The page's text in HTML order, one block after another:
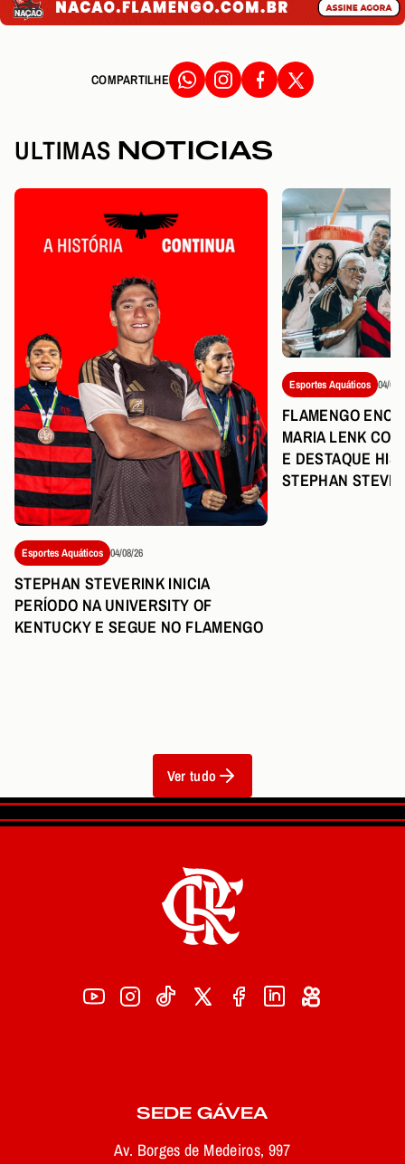
COMPARTILHE
ULTIMAS NOTICIAS
Esportes Aquáticos 04/08/26
STEPHAN STEVERINK INICIA
PERÍODO NA UNIVERSITY OF
KENTUCKY E SEGUE NO FLAMENGO
Esportes Aquáticos 04/08/
FLAMENGO
MARIA LENK
E DESTAQUE
STEPHAN
Ver tudo
SEDE GÁVEA
Av. Borges de Medeiros, 997